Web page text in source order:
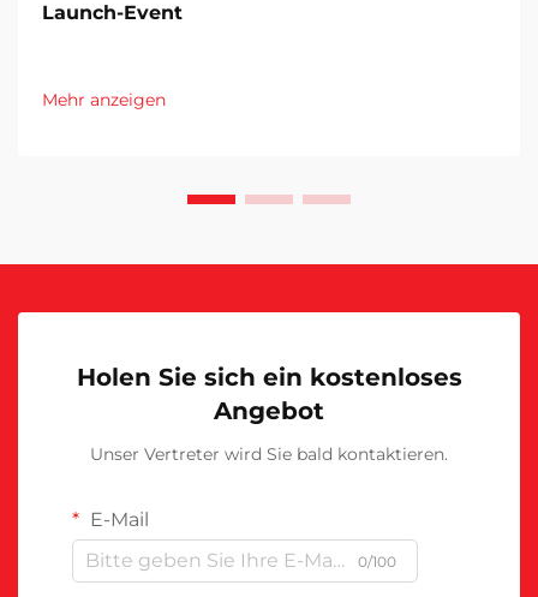
Launch-Event
Mehr anzeigen
Holen Sie sich ein kostenloses
Angebot
Unser Vertreter wird Sie bald kontaktieren.
E-Mail
0/100